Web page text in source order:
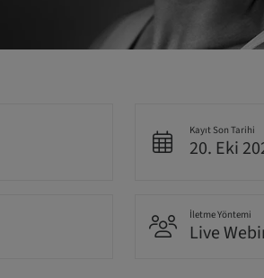
Kayıt Son Tarihi
20. Eki
İletme Yöntemi
Live